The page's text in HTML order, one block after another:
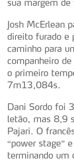
sua margem
Josh McErlean
direito furado e
caminho para
companheiro
o primeiro
7m13,084s.
Dani Sordo foi
letão, mas 8,9
Pajari. O
“power stage”
terminando um